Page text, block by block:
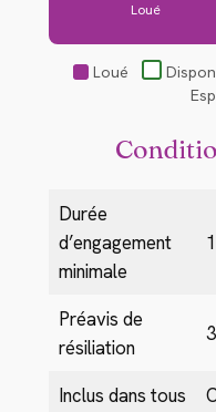
Loué
Loué
Durée
d’engagement
minimale
Préavis de
résiliation
Inclus dans tous